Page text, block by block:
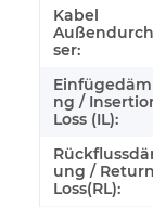
Kabel
ser:
ng /
Loss (IL):
ung / Return
Loss(RL):